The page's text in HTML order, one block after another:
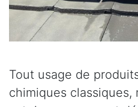
Tout usage de
chimiques classiques,